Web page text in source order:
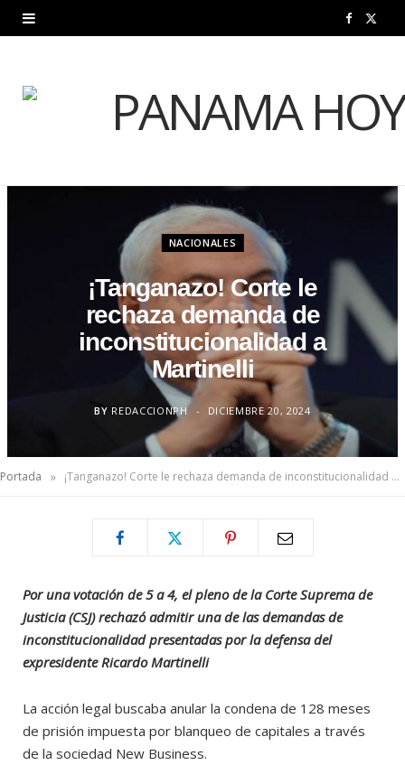
F
e
k
w
r
)
NACIONALES
¡Tanganazo! Corte le
rechaza demanda de
inconstitucionalidad a
Martinelli
BY REDACCIONPH DICIEMBRE 20, 2024
Portada » ¡Tanganazo! Corte le rechaza demanda de inconstitucionalidad a Martinelli
Por una votación de 5 a 4, el pleno de la Corte Suprema de
Justicia (CSJ) rechazó admitir una de las demandas de
inconstitucionalidad presentadas por la defensa del
expresidente Ricardo Martinelli
La acción legal buscaba anular la condena de 128 meses
de prisión impuesta por blanqueo de capitales a través
de la sociedad New Business.